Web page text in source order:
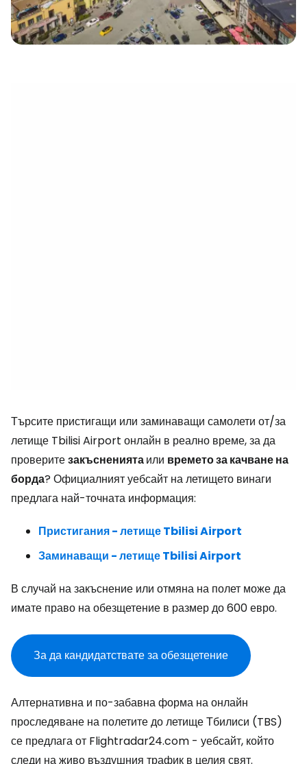
Търсите пристигащи или заминаващи самолети от/за
летище Tbilisi Airport онлайн в реално време, за да
проверитезакъснениятаили времето за качване на
борда? Официалният уебсайт на летището винаги
предлага най-точната информация:
Пристигания - летище Tbilisi Airport
Заминаващи - летище Tbilisi Airport
В случай на закъснение или отмяна на полет може да
имате право на обезщетение в размер до 600 евро.
За да кандидатствате за обезщетение
Алтернативна и по-забавна форма на онлайн
проследяване на полетите до летище Тбилиси (TBS)
се предлага от Flightradar24.com - уебсайт, който
следи на живо въздушния трафик в целия свят.